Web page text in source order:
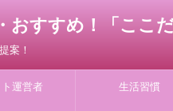
おすすめ！「ここ
案！
運営者 生活習慣